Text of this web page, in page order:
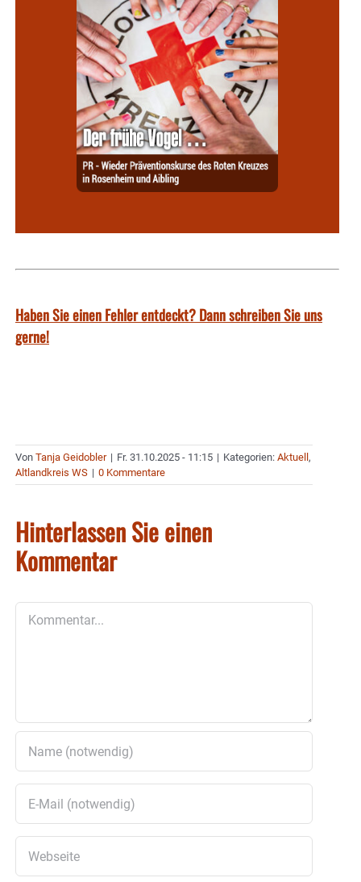
Haben Sie einen Fehler entdeckt? Dann schreiben Sie uns
gerne!
Von Tanja Geidobler | Fr. 31.10.2025 - 11:15 | Kategorien: Aktuell ,
Altlandkreis WS | 0 Kommentare
Hinterlassen Sie einen
Kommentar